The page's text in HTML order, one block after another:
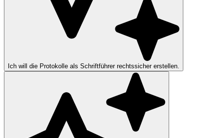
Ich will die Protokolle als Schriftführer rechtssicher erstellen.